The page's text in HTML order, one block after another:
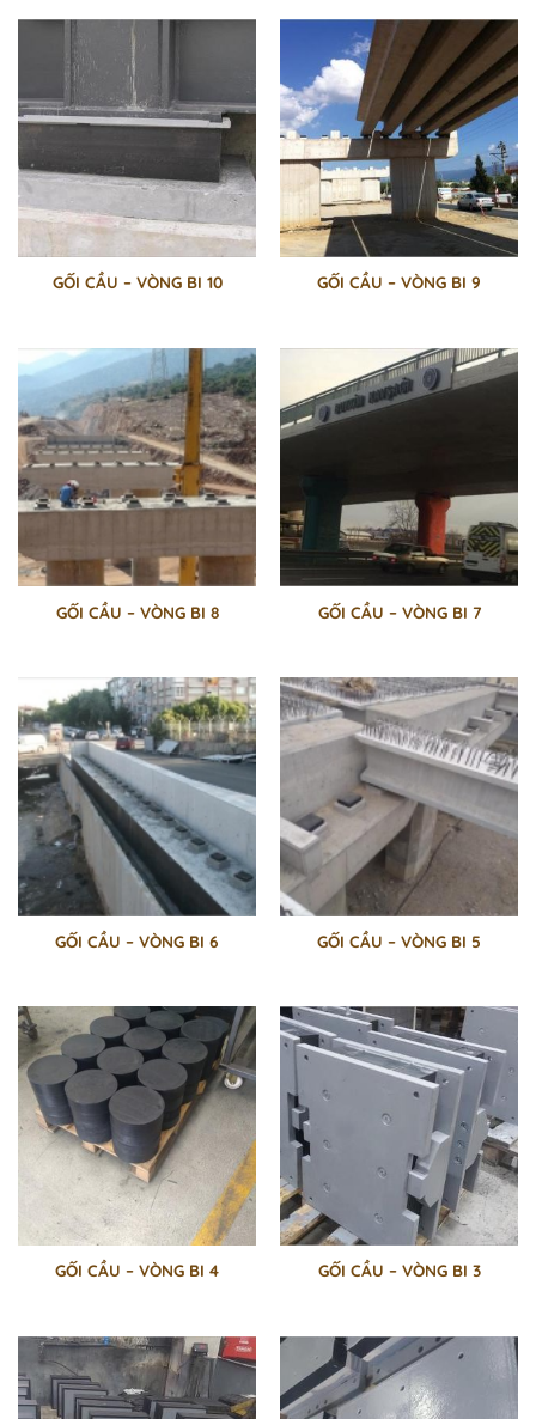
GỐI CẦU – VÒNG BI 10 GỐI CẦU – VÒNG BI 9
GỐI CẦU – VÒNG BI 8 GỐI CẦU – VÒNG BI 7
GỐI CẦU – VÒNG BI 6 GỐI CẦU – VÒNG BI 5
GỐI CẦU – VÒNG BI 4 GỐI CẦU – VÒNG BI 3